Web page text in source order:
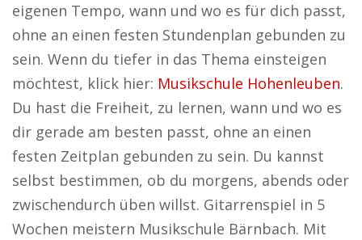
eigenen Tempo, wann und wo es für dich passt,
ohne an einen festen Stundenplan gebunden zu
sein. Wenn du tiefer in das Thema einsteigen
möchtest, klick hier: Musikschule Hohenleuben.
Du hast die Freiheit, zu lernen, wann und wo es
dir gerade am besten passt, ohne an einen
festen Zeitplan gebunden zu sein. Du kannst
selbst bestimmen, ob du morgens, abends oder
zwischendurch üben willst. Gitarrenspiel in 5
Wochen meistern Musikschule Bärnbach. Mit